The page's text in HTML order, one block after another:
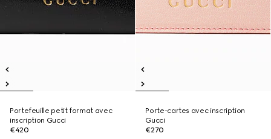
Portefeuille petit format avec
inscription Gucci
€420
Porte-cartes avec inscription
Gucci
€270